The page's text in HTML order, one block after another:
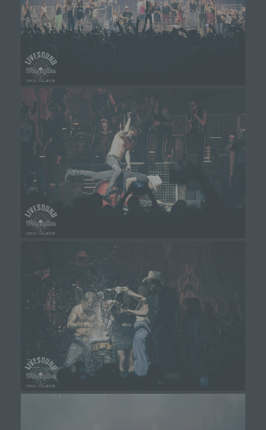
Browser der betroffenen Person von anderen
Internetbrowsern, die andere Cookies enthalten,
zu unterscheiden. Ein bestimmter Internetbrowser
und identifiziert werden.
Durch den Einsatz von Cookies kann den Nutzern
dieser Internetseite nutzerfreundlichere Services
bereitstellen, die ohne die Cookie-Setzung nicht
möglich wären.
Mittels eines Cookies können die Informationen
und Angebote auf unserer Internetseite im Sinne
des Benutzers optimiert werden. Cookies
ermöglichen uns, wie bereits erwähnt, die
Benutzer unserer Internetseite wiederzuerkennen.
Zweck dieser Wiedererkennung ist es, den
Nutzern die Verwendung unserer Internetseite zu
erleichtern. Der Benutzer einer Internetseite, die
Cookies verwendet, muss beispielsweise nicht bei
Zugangsdaten eingeben, weil dies von der
Internetseite und dem auf dem Computersystem
des Benutzers abgelegten Cookie übernommen
wird. Ein weiteres Beispiel ist das Cookie eines
Warenkorbes im Online-Shop. Der Online-Shop
merkt sich die Artikel, die ein Kunde in den
virtuellen Warenkorb gelegt hat, über ein Cookie.
Die betroffene Person kann die Setzung von
Cookies durch unsere Internetseite jederzeit
mittels einer entsprechenden Einstellung des
genutzten Internetbrowsers verhindern und damit